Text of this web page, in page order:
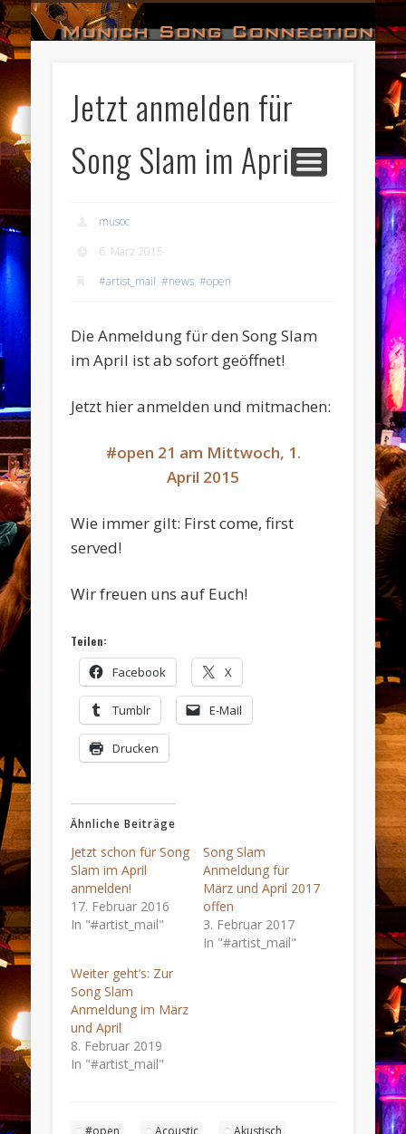
Jetzt anmelden für
Song Slam im April!
musoc
6. März 2015
#artist_mail,#news,#open
Die Anmeldung für den Song Slam
im April ist ab sofort geöffnet!
Jetzt hier anmelden und mitmachen:
#open 21 am Mittwoch, 1.
April 2015
Wie immer gilt: First come, first
served!
Wir freuen uns auf Euch!
Teilen:
Facebook X
Tumblr E-Mail
Drucken
Ähnliche Beiträge
Jetzt schon für Song
Slam im April
anmelden!
17. Februar 2016
In "#artist_mail"
Song Slam
Anmeldung für
März und April 2017
offen
3. Februar 2017
In "#artist_mail"
Weiter geht’s: Zur
Song Slam
Anmeldung im März
und April
8. Februar 2019
In "#artist_mail"
#open Acoustic Akustisch